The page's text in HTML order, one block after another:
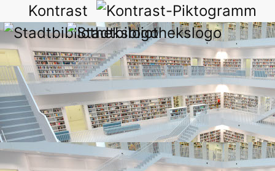
Kontrast